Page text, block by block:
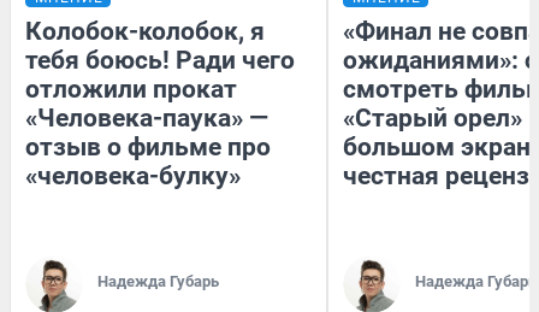
Колобок-колобок, я
тебя боюсь! Ради чего
отложили прокат
«Человека-паука» —
отзыв о фильме про
«человека-булку»
Надежда Губарь
«Финал не
ожиданиями»:
смотреть
«Старый орел»
большом
честная
Надежда Губарь